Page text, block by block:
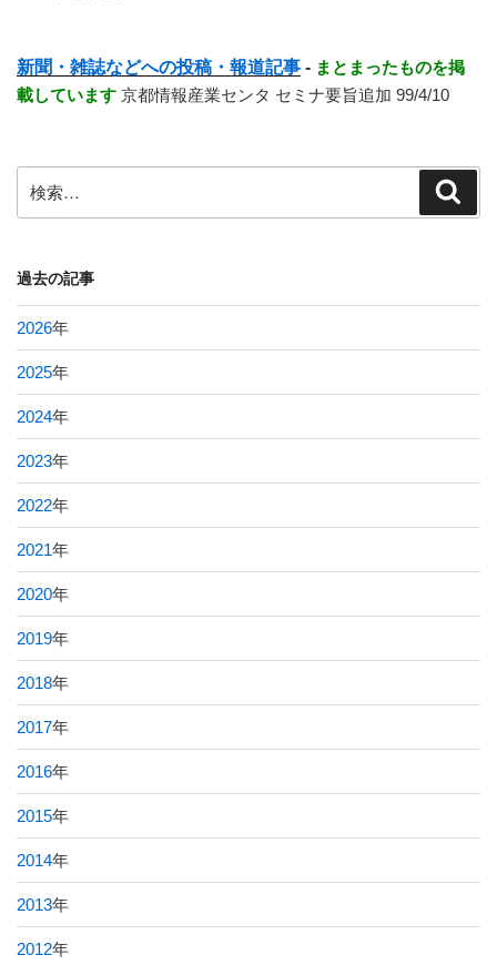
新聞・雑誌などへの投稿・報道記事 - まとまったものを掲
載しています 京都情報産業センタ セミナ要旨追加 99/4/10
索:
過去の記事
2026年
2025年
2024年
2023年
2022年
2021年
2020年
2019年
2018年
2017年
2016年
2015年
2014年
2013年
2012年